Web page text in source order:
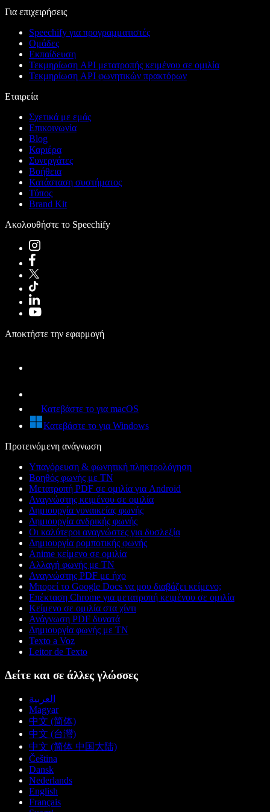
Για επιχειρήσεις
Speechify για προγραμματιστές
Ομάδες
Εκπαίδευση
Τεκμηρίωση API μετατροπής κειμένου σε ομιλία
Τεκμηρίωση API φωνητικών πρακτόρων
Εταιρεία
Σχετικά με εμάς
Επικοινωνία
Blog
Καριέρα
Συνεργάτες
Βοήθεια
Κατάσταση συστήματος
Τύπος
Brand Kit
Ακολουθήστε το Speechify
Αποκτήστε την εφαρμογή
Κατεβάστε το για macOS
Κατεβάστε το για Windows
Προτεινόμενη ανάγνωση
Υπαγόρευση & φωνητική πληκτρολόγηση
Βοηθός φωνής με ΤΝ
Μετατροπή PDF σε ομιλία για Android
Αναγνώστης κειμένου σε ομιλία
Δημιουργία γυναικείας φωνής
Δημιουργία ανδρικής φωνής
Οι καλύτεροι αναγνώστες για δυσλεξία
Δημιουργία ρομποτικής φωνής
Anime κείμενο σε ομιλία
Αλλαγή φωνής με ΤΝ
Αναγνώστης PDF με ήχο
Μπορεί το Google Docs να μου διαβάζει κείμενο;
Επέκταση Chrome για μετατροπή κειμένου σε ομιλία
Κείμενο σε ομιλία στα χίντι
Ανάγνωση PDF δυνατά
Δημιουργία φωνής με ΤΝ
Texto a Voz
Leitor de Texto
Δείτε και σε άλλες γλώσσες
العربية
Magyar
中文 (简体)
中文 (台灣)
中文 (简体 中国大陆)
Čeština
Dansk
Nederlands
English
Français